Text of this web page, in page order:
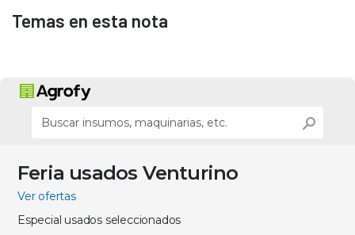
Temas en esta nota
Feria usados Venturino
Ver ofertas
Especial usados seleccionados